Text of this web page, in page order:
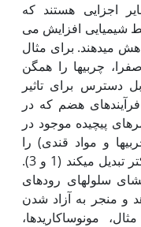
اجزایی هستند که
شیمیایی افزایش می
می‏دهند. برای مثال
چربی‏ها را همگن
دسترس برای تاثیر
فرآیند‏های هضم که در
پیچیده موجود در
و مواد قندی) را
کاهش می‏دهد و آن‏ها را به اجزای کوچک‏تر تبدیل می‏کند (1 و 3).
سلول‏های روده‏ای
و منجر به آزاد شدن
مونوساکاریدها،